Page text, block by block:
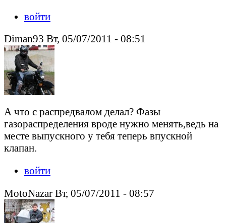
войти
Diman93 Вт, 05/07/2011 - 08:51
А что с распредвалом делал? Фазы
газораспределения вроде нужно менять,ведь на
месте выпускного у тебя теперь впускной
клапан.
войти
MotoNazar Вт, 05/07/2011 - 08:57